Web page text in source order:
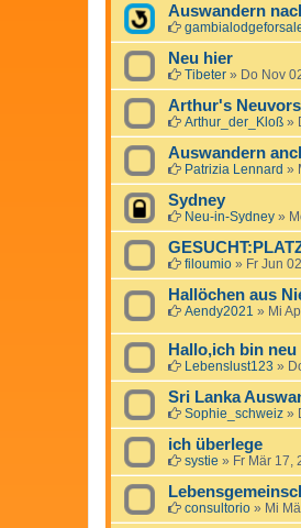
Auswandern
Neu hier
Tibeter » Do Nov
Arthur's
Arthur_der_Kloß »
Auswandern
Patrizia Lennard »
Sydney
Neu-in-Sydney »
filoumio » Fr Jun
Hallöchen aus
Aendy2021 » Mi
Hallo,ich bin
Lebenslust123 »
Sri Lanka
Sophie_schweiz »
ich überlege
systie » Fr Mär 17,
consultorio » Mi